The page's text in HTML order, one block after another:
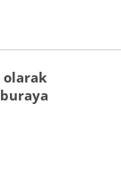
olarak
buraya